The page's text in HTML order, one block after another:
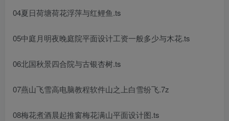
04夏日荷塘荷花浮萍与红鲤鱼.ts
05中庭月明夜晚庭院平面设计工资一般多少与木花.ts
06北国秋景四合院与古银杏树.ts
07燕山飞雪高电脑教程软件山之上白雪纷飞.7z
08梅花煮酒晨起推窗梅花满山平面设计图.ts